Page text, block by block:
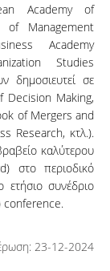
Academy of
of Management
Academy
Studies
δημοσιευτεί σε
Decision Making,
of Mergers and
Research, κτλ.).
καλύτερου
στο περιοδικό
συνέδριο
conference.
23-12-2024